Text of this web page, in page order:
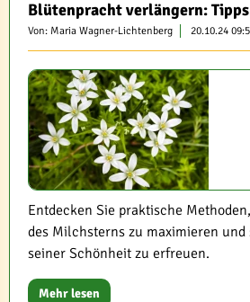
Blütenpracht verlängern:
Von: Maria Wagner-Lichtenberg 20.10.24
Entdecken Sie praktische
des Milchsterns zu maximieren
seiner Schönheit zu erfreuen.
Mehr lesen